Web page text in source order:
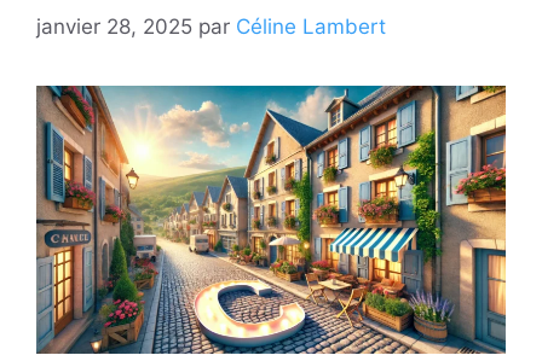
janvier 28, 2025 par Céline Lambert